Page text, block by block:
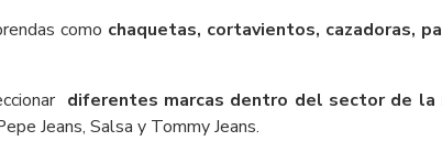
como chaquetas, cortavientos, cazadoras,
diferentes marcas dentro del sector de la
Jeans, Salsa y Tommy Jeans.